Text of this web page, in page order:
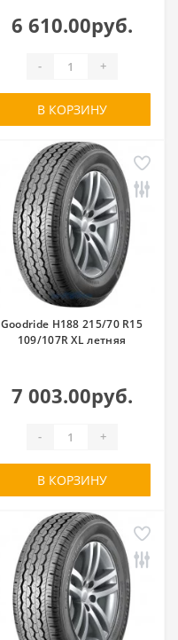
6 610.00руб.
- +
В КОРЗИНУ
Goodride H188 215/70 R15
109/107R XL летняя
7 003.00руб.
- +
В КОРЗИНУ